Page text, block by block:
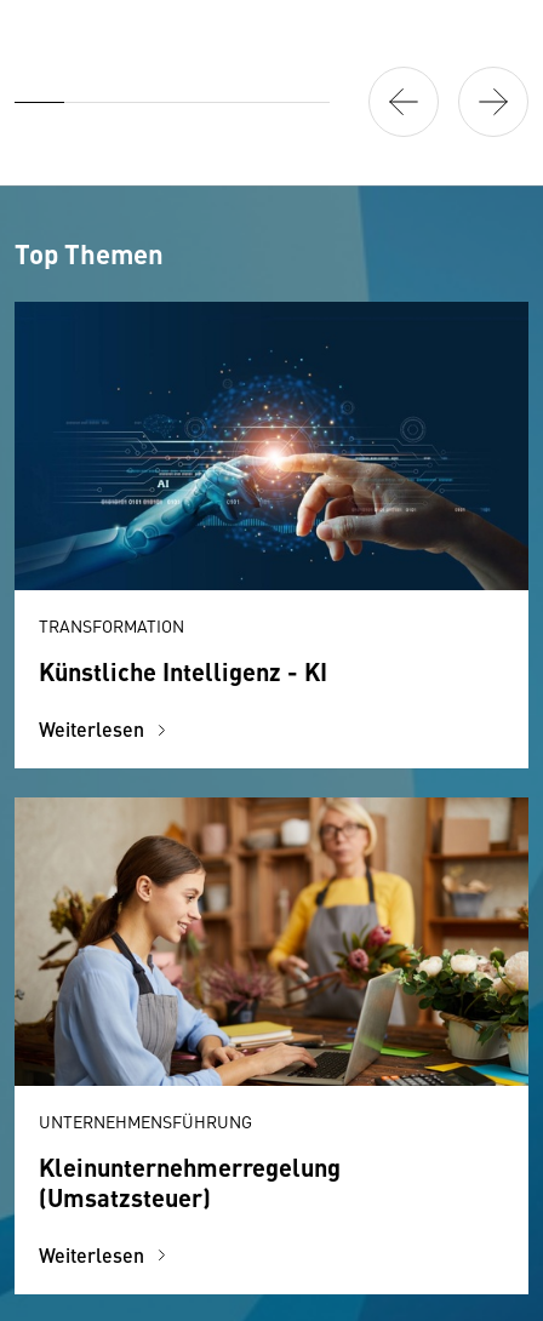
Top Themen
TRANSFORMATION
Künstliche Intelligenz - KI
Weiterlesen
UNTERNEHMENSFÜHRUNG
Kleinunternehmerregelung
(Umsatzsteuer)
Weiterlesen